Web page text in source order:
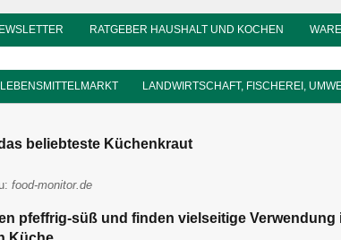
RATGEBER HAUSHALT UND KOCHEN
LEBENSMITTELMARKT LANDWIRTSCHAFT, FISCHEREI,
beliebteste Küchenkraut
food-monitor.de
pfeffrig-süß und finden vielseitige Verwendung